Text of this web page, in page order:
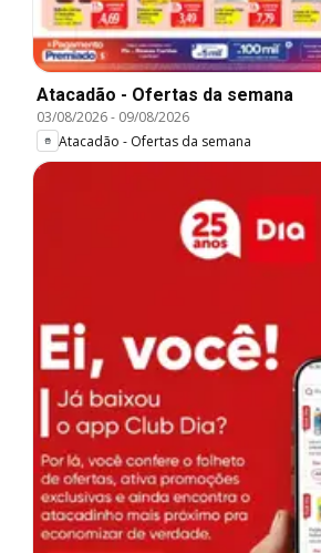
Atacadão - Ofertas da semana
03/08/2026- 09/08/2026
Atacadão - Ofertas da semana